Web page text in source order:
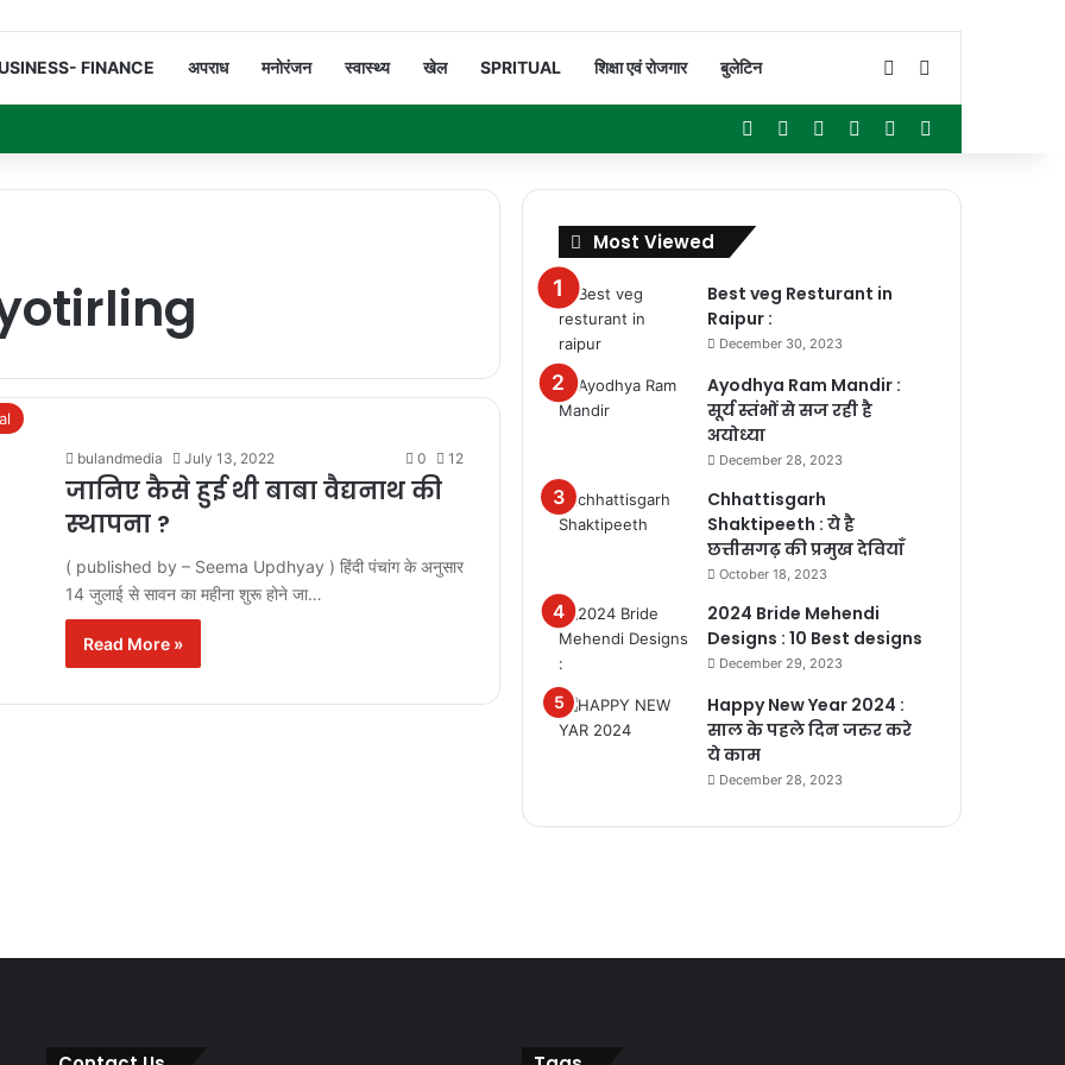
FINANCE अपराध मनोरंजन स्वास्थ्य खेल SPRITUAL शिक्षा एवं रोजगार बुलेटिन Switch skin
Facebook YouTubeInstagramWhatsApp
bulandmedia July 13, 2022 0 12
जानिए कैसे हुई थी बाबा वैद्यनाथ की
स्थापना ?
( published by – Seema Updhyay ) हिंदी पंचांग के अनुसार
14 जुलाई से सावन का महीना शुरू होने जा…
Read More »
Most Viewed
Best veg Resturant in
Raipur :
December 30, 2023
Ayodhya Ram Mandir :
सूर्य स्तंभों से सज रही है
अयोध्या
December 28, 2023
Chhattisgarh
Shaktipeeth : ये है
छत्तीसगढ़ की प्रमुख देवियाँ
October 18, 2023
2024 Bride Mehendi
Designs : 10 Best designs
December 29, 2023
Happy New Year 2024 :
साल के पहले दिन जरुर करे
ये काम
December 28, 2023